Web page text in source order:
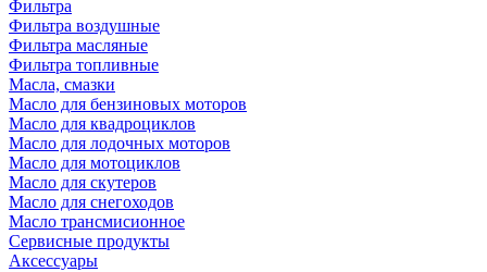
Фильтра
Фильтра воздушные
Фильтра масляные
Фильтра топливные
Масла, смазки
Масло для бензиновых моторов
Масло для квадроциклов
Масло для лодочных моторов
Масло для мотоциклов
Масло для скутеров
Масло для снегоходов
Масло трансмисионное
Сервисные продукты
Аксессуары